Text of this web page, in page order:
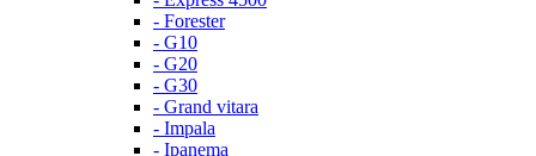
- Forester
- G10
- G20
- G30
- Grand vitara
- Impala
- Ipanema